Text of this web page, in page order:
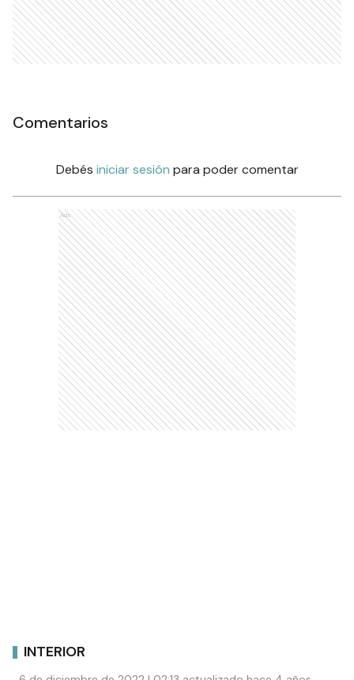
Comentarios
Debés iniciar sesión para poder comentar
Ads
INTERIOR